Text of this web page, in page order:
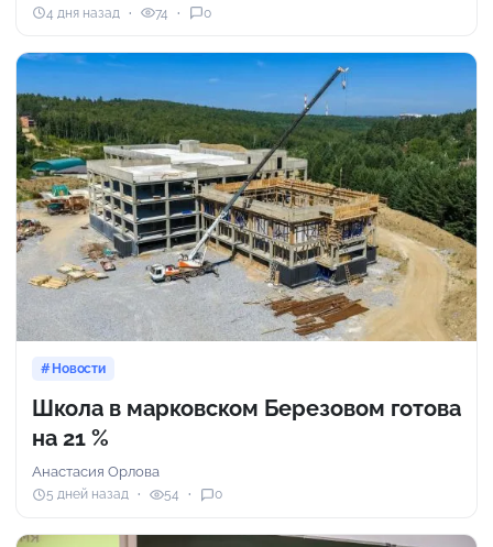
4 дня назад 74 0
Новости
Школа в марковском Березовом готова
на 21 %
Анастасия Орлова
5 дней назад 54 0